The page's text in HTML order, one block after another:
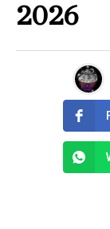
2026